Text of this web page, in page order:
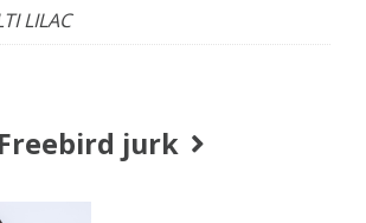
LILAC
Freebird jurk